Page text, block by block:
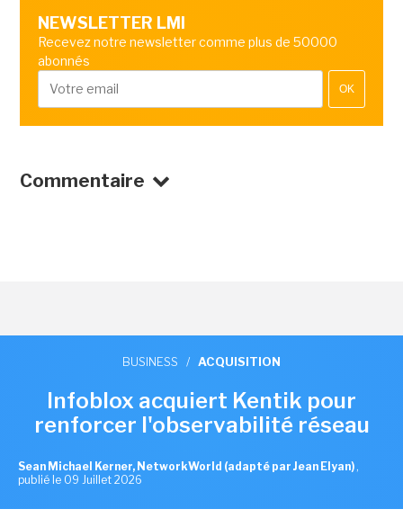
NEWSLETTER LMI
Recevez notre newsletter comme plus de 50000
abonnés
OK
Commentaire
BUSINESS / ACQUISITION
Infoblox acquiert Kentik pour
renforcer l'observabilité réseau
Sean Michael Kerner, NetworkWorld (adapté par Jean Elyan) ,
publié le 09 Juillet 2026